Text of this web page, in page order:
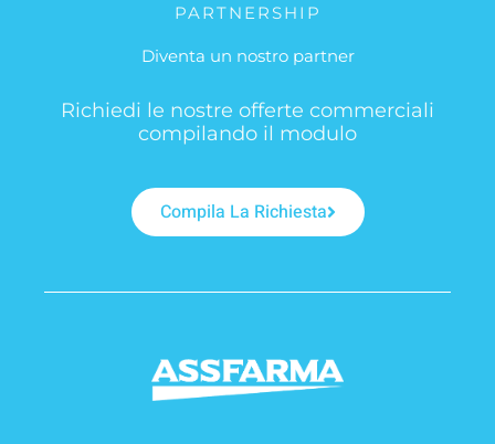
PARTNERSHIP
Diventa un nostro partner
Richiedi le nostre offerte commerciali
compilando il modulo
Compila La Richiesta